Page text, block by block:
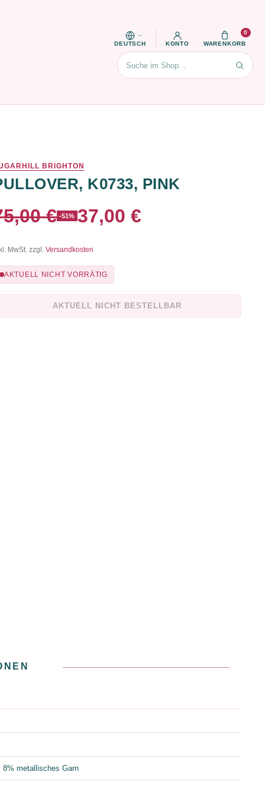
DEUTSCH KONTO WARENKORB
0
Suchen
BRIGHTON
K0733, PINK
€ -51% 37,00 €
MwSt. zzgl. Versandkosten
AKTUELL NICHT VORRÄTIG
AKTUELL NICHT BESTELLBAR
metallisches Garn